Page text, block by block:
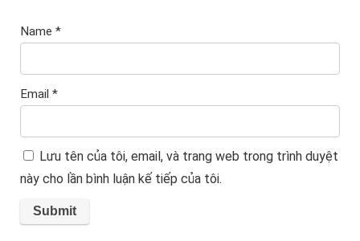
Name *
Email *
Lưu tên của tôi, email, và trang web trong trình duyệt
này cho lần bình luận kế tiếp của tôi.